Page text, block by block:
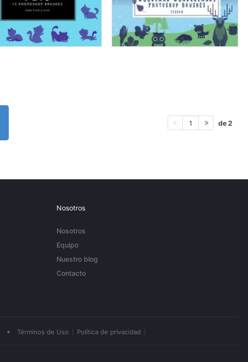
1 de 2
Nosotros
Nosotros
Equipo
Nuestro blog
Contacto
• Términos de Uso Política de privacidad